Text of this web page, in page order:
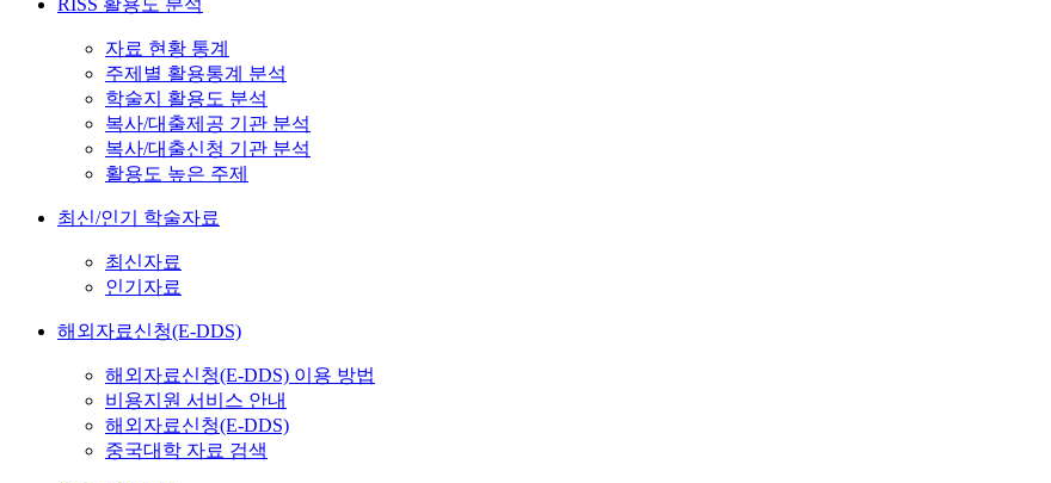
RISS 활용도 분석
자료 현황 통계
주제별 활용통계 분석
학술지 활용도 분석
복사/대출제공 기관 분석
복사/대출신청 기관 분석
활용도 높은 주제
최신/인기 학술자료
최신자료
인기자료
해외자료신청(E-DDS)
해외자료신청(E-DDS) 이용 방법
비용지원 서비스 안내
해외자료신청(E-DDS)
중국대학 자료 검색